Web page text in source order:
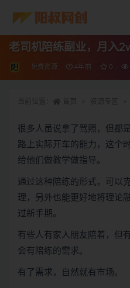
老司机陪练副业，月入
免费资源 4年前 0
很多人虽说拿了驾照，但都
路上实际开车的能力，这个
给他们做教学做指导。
通过这种陪练的形式，可以
理，另外也能更好地将理论
过新手期。
有些人有家人朋友陪着，但
会有陪练的需求。
有了需求，自然就有市场。